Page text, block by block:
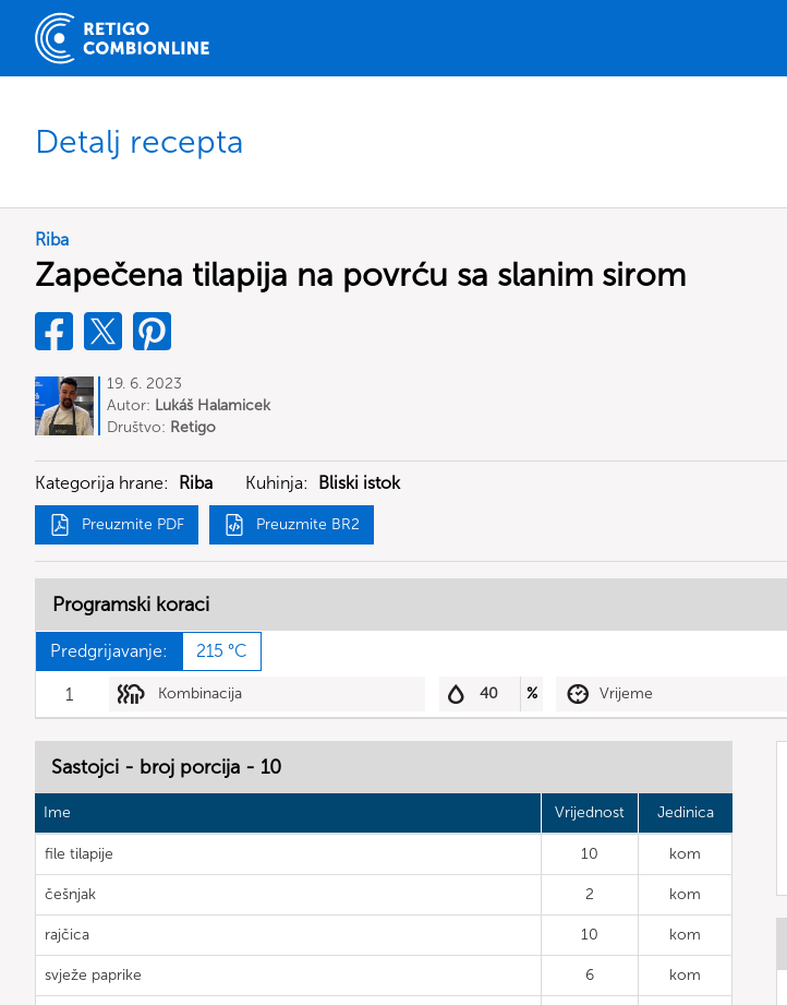
Detalj recepta
Riba
Zapečena tilapija na povrću sa slanim sirom
19. 6. 2023
Autor: Lukáš Halamicek
Društvo: Retigo
Kategorija hrane: Riba Kuhinja: Bliski istok
Preuzmite PDF Preuzmite BR2
Programski koraci
Predgrijavanje: 215 °C
1 Kombinacija 40 % Vrijeme
Sastojci - broj porcija - 10
Ime Vrijednost Jedinica
file tilapije 10 kom
češnjak 2 kom
rajčica 10 kom
svježe paprike 6 kom